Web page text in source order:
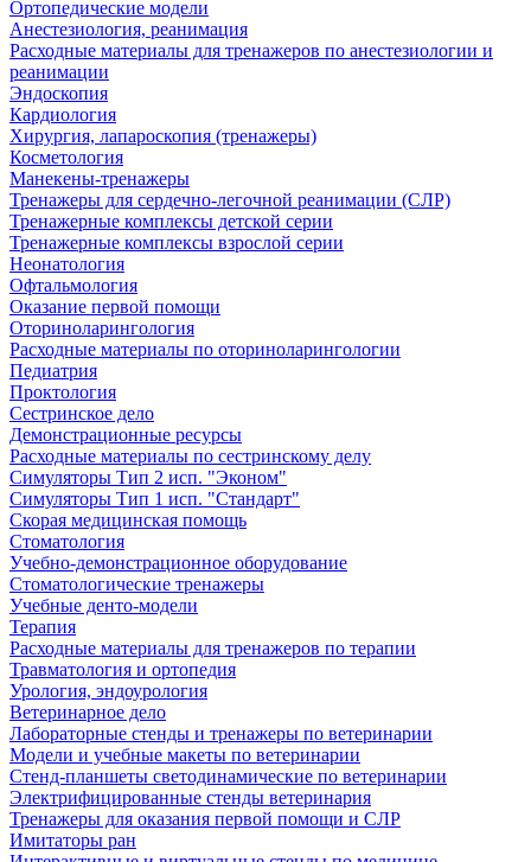
Ортопедические модели
Анестезиология, реанимация
Расходные материалы для тренажеров по анестезиологии и
реанимации
Эндоскопия
Кардиология
Хирургия, лапароскопия (тренажеры)
Косметология
Манекены-тренажеры
Тренажеры для сердечно-легочной реанимации (СЛР)
Тренажерные комплексы детской серии
Тренажерные комплексы взрослой серии
Неонатология
Офтальмология
Оказание первой помощи
Оториноларингология
Расходные материалы по оториноларингологии
Педиатрия
Проктология
Сестринское дело
Демонстрационные ресурсы
Расходные материалы по сестринскому делу
Симуляторы Тип 2 исп. "Эконом"
Симуляторы Тип 1 исп. "Стандарт"
Скорая медицинская помощь
Стоматология
Учебно-демонстрационное оборудование
Стоматологические тренажеры
Учебные денто-модели
Терапия
Расходные материалы для тренажеров по терапии
Травматология и ортопедия
Урология, эндоурология
Ветеринарное дело
Лабораторные стенды и тренажеры по ветеринарии
Модели и учебные макеты по ветеринарии
Стенд-планшеты светодинамические по ветеринарии
Электрифицированные стенды ветеринария
Тренажеры для оказания первой помощи и СЛР
Имитаторы ран